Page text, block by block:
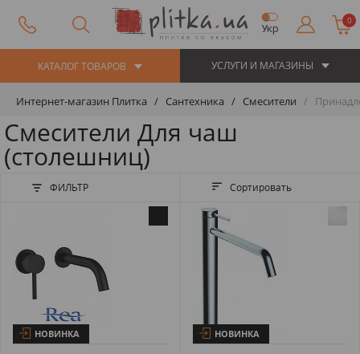
Укр
0
КАТАЛОГ ТОВАРОВ УСЛУГИ И МАГАЗИНЫ
Интернет-магазин Плитка Сантехника Смесители
Смесители Для чаш
(столешниц)
ФИЛЬТР Сортировать
НОВИНКА НОВИНКА